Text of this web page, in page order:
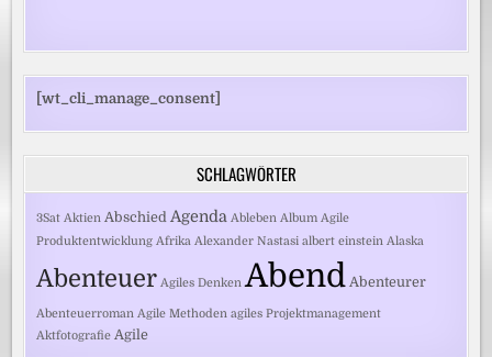
[wt_cli_manage_consent]
SCHLAGWÖRTER
3Sat Aktien Abschied Agenda Ableben Album Agile
Produktentwicklung Afrika Alexander Nastasi albert einstein Alaska
Abenteuer Agiles Denken Abend Abenteurer
Abenteuerroman Agile Methoden agiles Projektmanagement
Aktfotografie Agile